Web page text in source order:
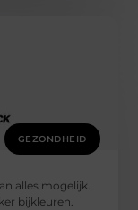
GEZONDHEID
alles mogelijk.
bijkleuren.